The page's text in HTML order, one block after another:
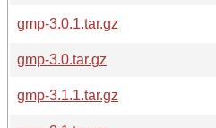
gmp-3.0.1.tar.gz
gmp-3.0.tar.gz
gmp-3.1.1.tar.gz